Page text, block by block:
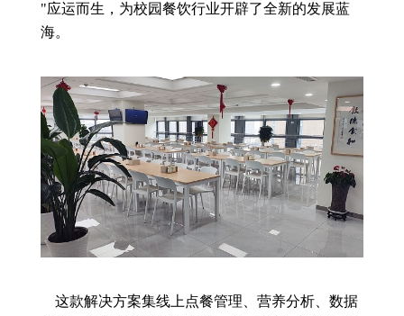
"应运而生，为校园餐饮行业开辟了全新的发展蓝
海。
这款解决方案集线上点餐管理、营养分析、数据